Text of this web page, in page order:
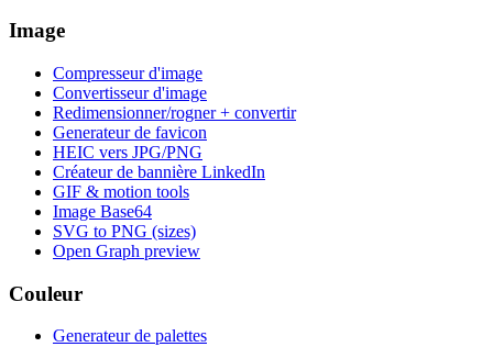
Image
Compresseur d'image
Convertisseur d'image
Redimensionner/rogner + convertir
Generateur de favicon
HEIC vers JPG/PNG
Créateur de bannière LinkedIn
GIF & motion tools
Image Base64
SVG to PNG (sizes)
Open Graph preview
Couleur
Generateur de palettes